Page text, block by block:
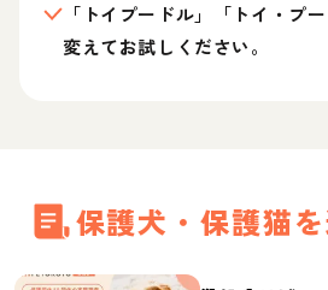
「トイプードル」「トイ・プ
変えてお試しください。
保護犬・保護猫